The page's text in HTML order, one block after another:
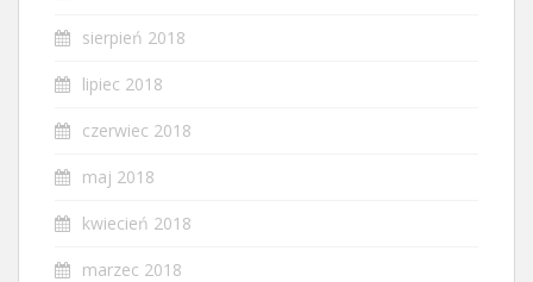
sierpień 2018
lipiec 2018
czerwiec 2018
maj 2018
kwiecień 2018
marzec 2018